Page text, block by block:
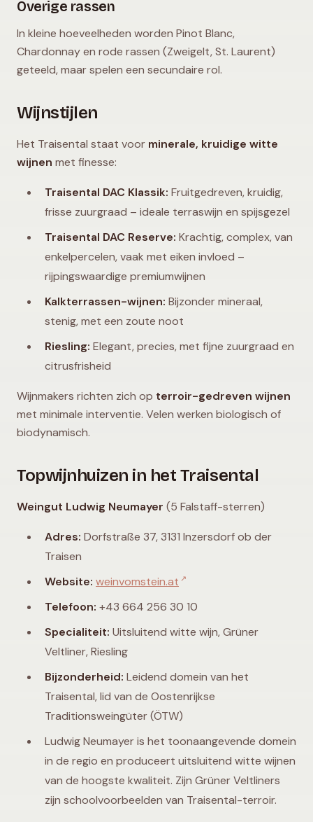
Overige rassen
In kleine hoeveelheden worden Pinot Blanc,
Chardonnay en rode rassen (Zweigelt, St. Laurent)
geteeld, maar spelen een secundaire rol.
Wijnstijlen
Het Traisental staat voor minerale, kruidige witte
wijnen met finesse:
Traisental DAC Klassik: Fruitgedreven, kruidig,
frisse zuurgraad – ideale terraswijn en spijsgezel
Traisental DAC Reserve: Krachtig, complex, van
enkelpercelen, vaak met eiken invloed –
rijpingswaardige premiumwijnen
Kalkterrassen-wijnen: Bijzonder mineraal,
stenig, met een zoute noot
Riesling: Elegant, precies, met fijne zuurgraad en
citrusfrisheid
Wijnmakers richten zich op terroir-gedreven wijnen
met minimale interventie. Velen werken biologisch of
biodynamisch.
Topwijnhuizen in het Traisental
Weingut Ludwig Neumayer (5 Falstaff-sterren)
Adres: Dorfstraße 37, 3131 Inzersdorf ob der
Traisen
Website: weinvomstein.at ↗
Telefoon: +43 664 256 30 10
Specialiteit: Uitsluitend witte wijn, Grüner
Veltliner, Riesling
Bijzonderheid: Leidend domein van het
Traisental, lid van de Oostenrijkse
Traditionsweingüter (ÖTW)
Ludwig Neumayer is het toonaangevende domein
in de regio en produceert uitsluitend witte wijnen
van de hoogste kwaliteit. Zijn Grüner Veltliners
zijn schoolvoorbeelden van Traisental-terroir.